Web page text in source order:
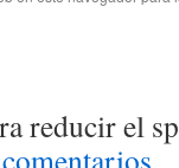
reducir el